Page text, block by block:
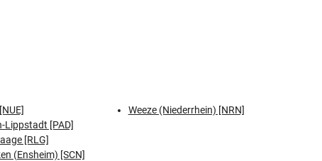
Lippstadt [PAD]
[RLG]
(Ensheim) [SCN]
Weeze (Niederrhein) [NRN]